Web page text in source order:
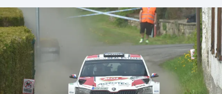
Cyklistika
DALŠÍ SPORTY
Americký fotbal
Baseball a softbal
NEPŘEHLÉDNĚTE
Soutěže